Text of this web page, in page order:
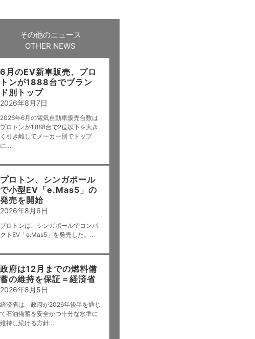
その他のニュース
OTHER NEWS
6月のEV新車販売、プロ
トンが1888台でブラン
ド別トップ
2026年8月7日
2026年6月の電気自動車販売台数は
プロトンが1,888台で2位以下を大き
く引き離してメーカー別でトップ
に…
プロトン、シンガポール
で小型EV「e.Mas5」の
発売を開始
2026年8月6日
プロトンは、シンガポールでコンパ
クトEV「e.Mas5」を発売した。…
政府は12月までの燃料備
蓄の維持を保証＝経済省
2026年8月5日
経済省は、政府が2026年後半を通じ
て石油備蓄を安全かつ十分な水準に
維持し続ける方針…